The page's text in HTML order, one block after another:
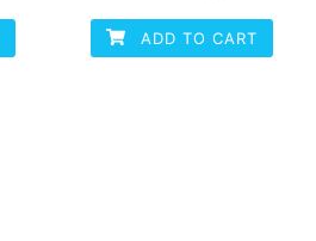
ADD TO CART